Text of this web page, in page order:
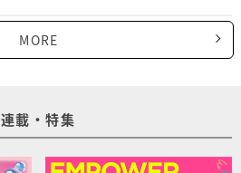
MORE
連載・特集